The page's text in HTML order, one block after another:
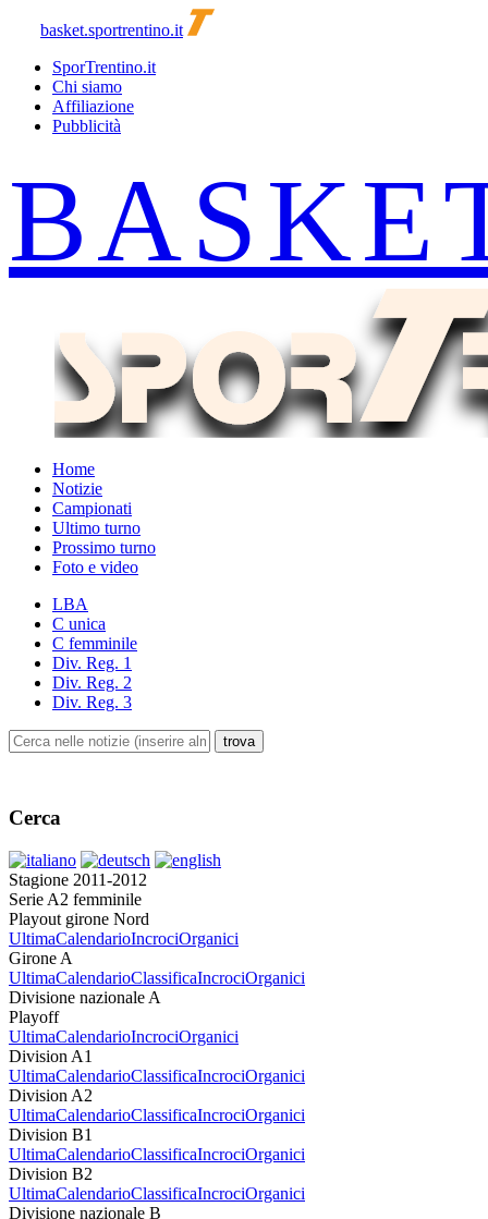
basket.sportrentino.it
SporTrentino.it
Chi siamo
Affiliazione
Pubblicità
Home
Notizie
Campionati
Ultimo turno
Prossimo turno
Foto e video
LBA
C unica
C femminile
Div. Reg. 1
Div. Reg. 2
Div. Reg. 3
Cerca
Stagione 2011-2012
Serie A2 femminile
Playout girone Nord
UltimaCalendarioIncrociOrganici
Girone A
UltimaCalendarioClassificaIncrociOrganici
Divisione nazionale A
Playoff
UltimaCalendarioIncrociOrganici
Division A1
UltimaCalendarioClassificaIncrociOrganici
Division A2
UltimaCalendarioClassificaIncrociOrganici
Division B1
UltimaCalendarioClassificaIncrociOrganici
Division B2
UltimaCalendarioClassificaIncrociOrganici
Divisione nazionale B